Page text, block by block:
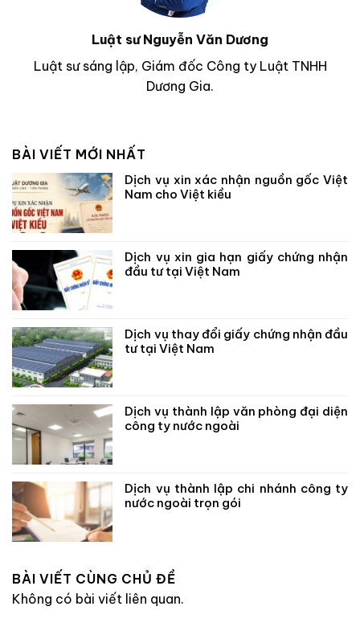
Luật sư Nguyễn Văn Dương
Luật sư sáng lập, Giám đốc Công ty Luật TNHH
Dương Gia.
BÀI VIẾT MỚI NHẤT
Dịch vụ xin xác nhận nguồn gốc Việt
Nam cho Việt kiều
Dịch vụ xin gia hạn giấy chứng nhận
đầu tư tại Việt Nam
Dịch vụ thay đổi giấy chứng nhận đầu
tư tại Việt Nam
Dịch vụ thành lập văn phòng đại diện
công ty nước ngoài
Dịch vụ thành lập chi nhánh công ty
nước ngoài trọn gói
BÀI VIẾT CÙNG CHỦ ĐỀ
Không có bài viết liên quan.